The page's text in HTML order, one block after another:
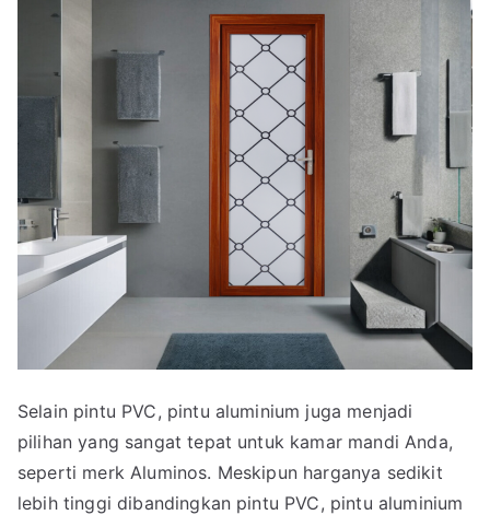
Selain pintu PVC, pintu aluminium juga menjadi
pilihan yang sangat tepat untuk kamar mandi Anda,
seperti merk Aluminos. Meskipun harganya sedikit
lebih tinggi dibandingkan pintu PVC, pintu aluminium